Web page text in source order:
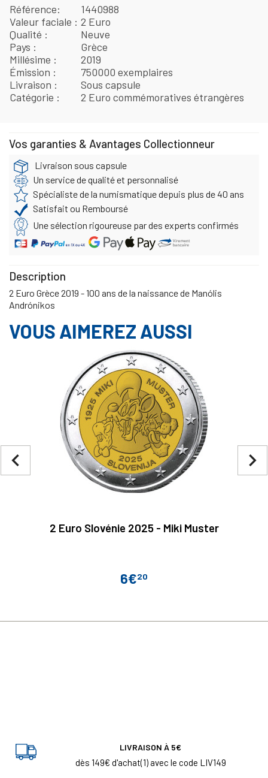
Référence
1440988
Valeur faciale
2 Euro
Qualité
Neuve
Pays
Grèce
Millésime
2019
Émission
750000 exemplaires
Livraison
Sous capsule
Catégorie
2 Euro commémoratives étrangères
Vos garanties & Avantages Collectionneur
Livraison sous capsule
Un service de qualité et personnalisé
Spécialiste de la numismatique depuis plus de 40 ans
Satisfait ou Remboursé
Une sélection rigoureuse par des experts confirmés
Description
2 Euro Grèce 2019 - 100 ans de la naissance de Manólis
Andrónikos
VOUS AIMEREZ AUSSI
2 Euro Slovénie 2025 - Miki Muster
Prix
6€20
navigate_next
navigate_before
LIVRAISON À 5€
dès 149€ d'achat(1) avec le code LIV149